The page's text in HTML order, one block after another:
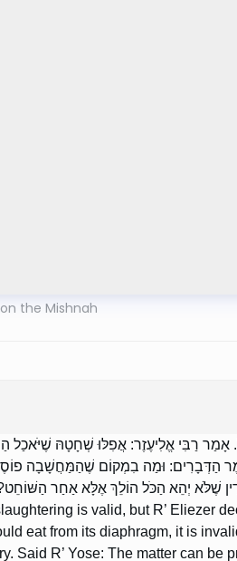
the Mishnah
אָמַר רַבִּי אֱלִיעֶזֶר: אֲפִלּוּ שְׁחָטָהּ
הַדְּבָרִים: וּמַה בִמְקוֹם שֶׁהַמַּחֲשָׁבָה
שֶׁלֹּא יְהֵא הַכֹּל הוֹלֵךְ אֶלָּא אַחַר
is valid, but R’ Eliezer
eat from its diaphragm, it is
Said R’ Yose: The matter can be